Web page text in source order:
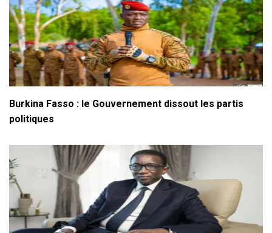
Burkina Fasso : le Gouvernement dissout les partis
politiques